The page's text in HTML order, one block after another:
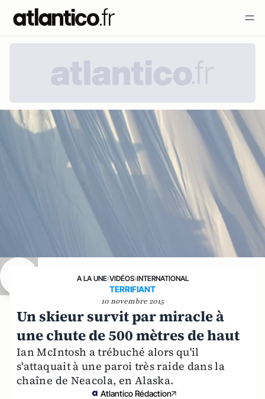
A LA UNE›VIDÉOS›INTERNATIONAL
TERRIFIANT
10 novembre 2015
Un skieur survit par miracle à
une chute de 500 mètres de haut
Ian McIntosh a trébuché alors qu'il
s'attaquait à une paroi très raide dans la
chaîne de Neacola, en Alaska.
Atlantico Rédaction